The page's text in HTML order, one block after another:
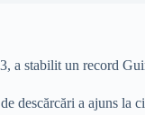
a stabilit un record
descărcări a ajuns